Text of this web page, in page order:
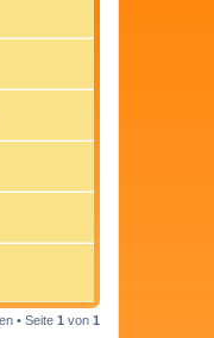
• Seite 1 von 1